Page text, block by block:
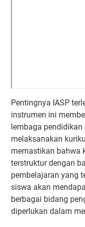
Pentingnya IASP
instrumen ini
lembaga
melaksanakan
memastikan bahwa
terstruktur dengan
pembelajaran yang
siswa akan
berbagai bidang
diperlukan dalam